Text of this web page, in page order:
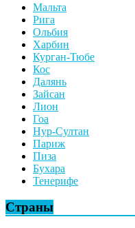
Мальта
Рига
Ольбия
Харбин
Курган-Тюбе
Кос
Далянь
Зайсан
Лион
Гоа
Нур-Султан
Париж
Пиза
Бухара
Тенерифе
Страны